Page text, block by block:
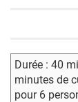
Durée : 40
minutes de
pour 6